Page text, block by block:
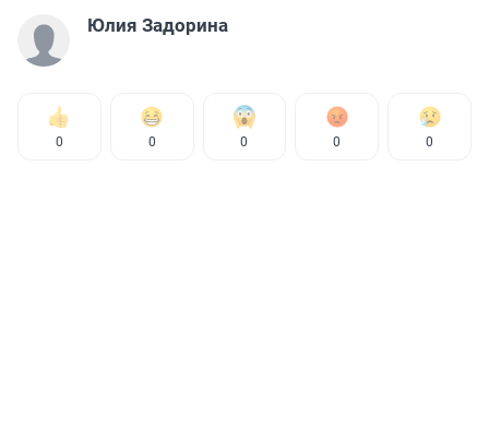
Юлия Задорина
0 0 0 0 0